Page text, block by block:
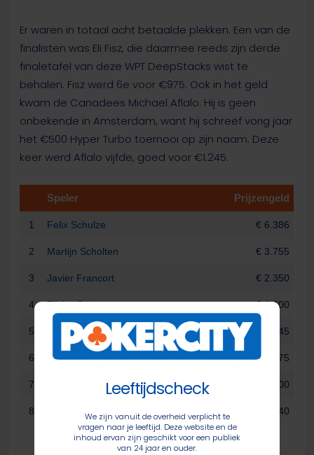
Er waren in totaal acht betaalde plekken. Een van de
finalisten was Eli Fisz, die daarmee reeds zijn derde
finaletafel van deze WPT DeepStacks wist te
behalen. Fisz werd 6e voor €975. Ook in het geld
kwam de Canadees Michael Aflalo. Hij is geen
onbekende in Amsterdam, want hij schreef vorig jaar
het €500 Hyper Turbo toernooi op zijn naam. Deze
keer werd Aflalo vijfde, goed voor €1.245.
Speler Prijzengeld
1 Felix Schulze € 6.386
2 Martijn Scholten € 3.755
3 Javier Francort € 2.350
4 Elisha Cohen € 1.600
5 Michael Aflalo € 1.245
6 Eli Fisz € 975
7 € 800
8 € 640
Leeftijdscheck
We zijn vanuit de overheid verplicht te
vragen naar je leeftijd. Deze website en de
inhoud ervan zijn geschikt voor een publiek
van 24 jaar en ouder.